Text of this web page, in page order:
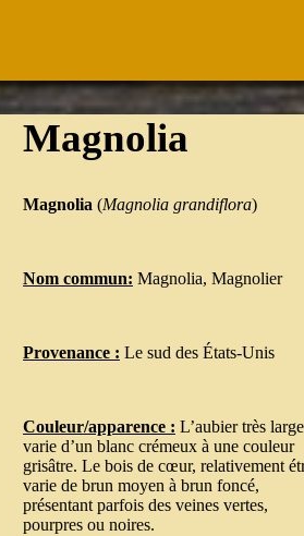
Magnolia
Magnolia (Magnolia grandiflora)
Nom commun: Magnolia, Magnolier
Provenance : Le sud des États-Unis
Couleur/apparence : L’aubier très large
varie d’un blanc crémeux à une couleur
grisâtre. Le bois de cœur, relativement
varie de brun moyen à brun foncé,
présentant parfois des veines vertes,
pourpres ou noires.